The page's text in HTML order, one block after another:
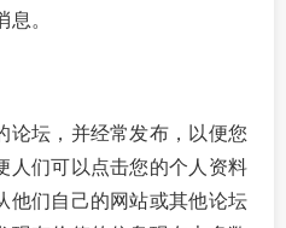
。
论坛，并经常发布，以便您
人们可以点击您的个人资料
他们自己的网站或其他论坛